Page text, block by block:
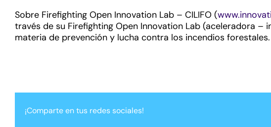
Sobre Firefighting Open Innovation Lab – CILIFO (
través de su Firefighting Open Innovation Lab (aceleradora
materia de prevención y lucha contra los incendios forestales.
¡Comparte en tus redes sociales!